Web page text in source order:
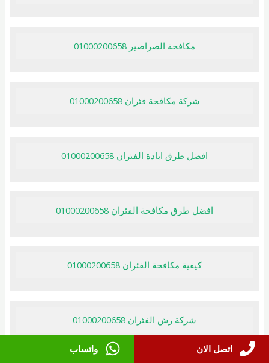
مكافحة الصراصير 01000200658
شركة مكافحة فئران 01000200658
افضل طرق ابادة الفئران 01000200658
افضل طرق مكافحة الفئران 01000200658
كيفية مكافحة الفئران 01000200658
شركة رش الفئران 01000200658
اتصل الان واتساب